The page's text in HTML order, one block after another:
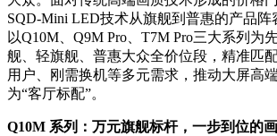
SQD-Mini LED技术从旗舰到普惠的产品阵
以Q10M、Q9M Pro、T7M Pro三大系列为
舰、轻旗舰、普惠大众全价位段，精准匹
用户、刚需换机等多元需求，推动大屏高
为“客厅标配”。
Q10M 系列：万元旗舰标杆，一步到位的画